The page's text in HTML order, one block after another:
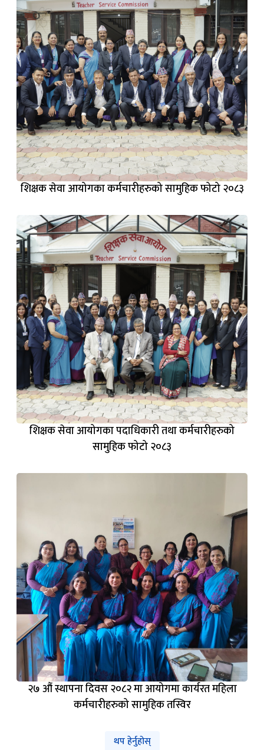
शिक्षक सेवा आयोगका कर्मचारीहरुको सामुहिक फोटो २०८३
शिक्षक सेवा आयोगका पदाधिकारी तथा कर्मचारीहरुको
सामुहिक फोटो २०८३
२७ औं स्थापना दिवस २०८२ मा आयोगमा कार्यरत महिला
कर्मचारीहरुको सामुहिक तस्विर
थप हेर्नुहोस्